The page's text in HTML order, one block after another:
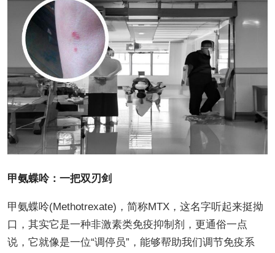
甲氨蝶呤：一把双刃剑
甲氨蝶呤(Methotrexate)，简称MTX，这名字听起来挺拗
口，其实它是一种非激素类免疫抑制剂，更通俗一点
说，它就像是一位“调停员”，能够帮助我们调节免疫系